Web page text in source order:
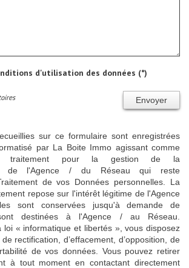
d'utilisation des données (*)
Envoyer
sur ce formulaire sont enregistrées
par La Boite Immo agissant comme
traitement pour la gestion de la
de l'Agence / du Réseau qui reste
de vos Données personnelles. La
repose sur l'intérêt légitime de l'Agence
sont conservées jusqu'à demande de
destinées à l'Agence / au Réseau.
loi « informatique et libertés », vous disposez
rectification, d’effacement, d’opposition, de
de vos données. Vous pouvez retirer
à tout moment en contactant directement